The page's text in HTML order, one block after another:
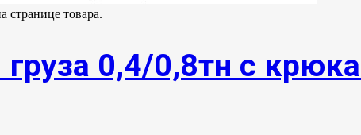
странице товара.
0,4/0,8тн с